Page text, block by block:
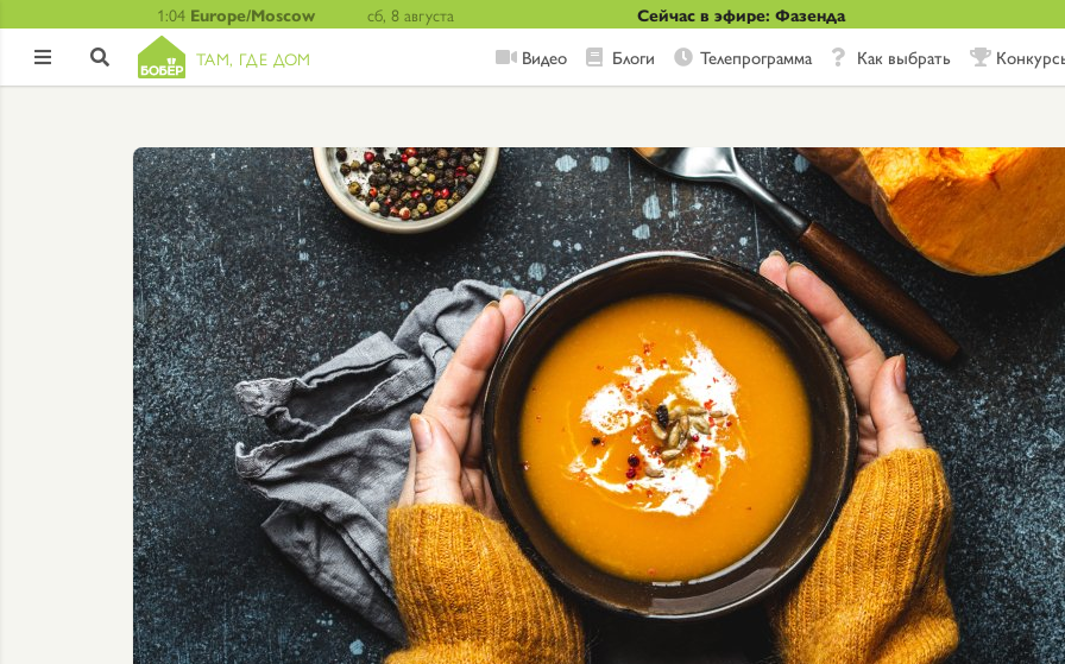
1:04 Europe/Moscow сб, 8 августа Сейчас в эфире: Фазенда
  ТАМ, ГДЕ ДОМ Видео Блоги Телепрограмма Как выбрать